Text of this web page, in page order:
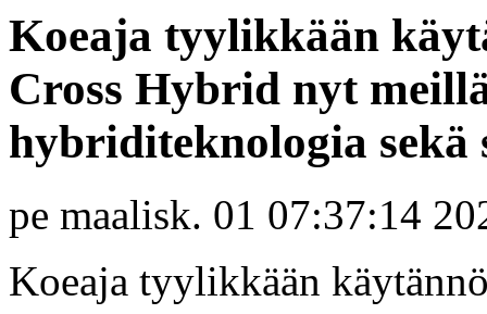
Koeaja tyylikkään
Cross Hybrid nyt
hybriditeknologia sekä
pe maalisk. 01 07:37:14
Koeaja tyylikkään